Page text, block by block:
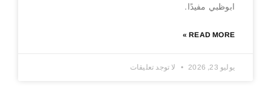
ابوظبي مفيدًا.
READ MORE »
يوليو 23, 2026 لا توجد تعليقات